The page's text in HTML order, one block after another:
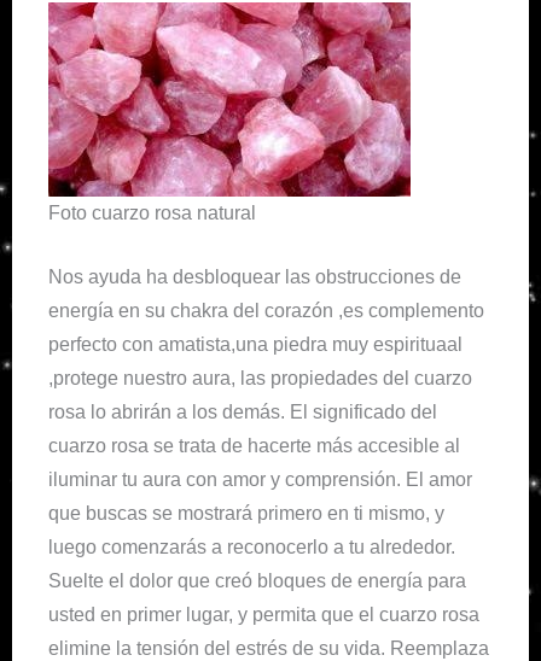
Foto cuarzo rosa natural
Nos ayuda ha desbloquear las obstrucciones de
energía en su chakra del corazón ,es complemento
perfecto con amatista,una piedra muy espirituaal
,protege nuestro aura, las propiedades del cuarzo
rosa lo abrirán a los demás. El significado del
cuarzo rosa se trata de hacerte más accesible al
iluminar tu aura con amor y comprensión. El amor
que buscas se mostrará primero en ti mismo, y
luego comenzarás a reconocerlo a tu alrededor.
Suelte el dolor que creó bloques de energía para
usted en primer lugar, y permita que el cuarzo rosa
elimine la tensión del estrés de su vida. Reemplaza